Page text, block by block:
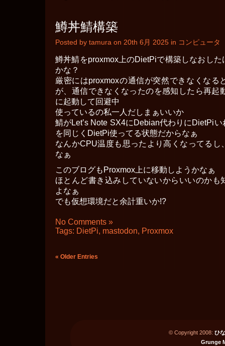
鱒丼鯖構築
Posted by tamura on 20th 6月 2025 in コンピュータ
鱒丼鯖をproxmox上のDietPiで構築しなおし
かな？
厳密にはproxmoxの通信が突然できなくなる
が、通信できなくなったのを感知したら再起
に起動して回避中
使っているの私一人だしまぁいいか
鯖がLet’s Note SX4にDebian代わりにDietPi
を同じくDietPi使ってる状態だからなぁ
なんかCPU温度も思ったより高くなってるし
なぁ
このブログもProxmox上に移動しようかなぁ
ほとんど書き込みしていないからいいのかも
よなぁ
でも仮想環境だと余計重いか!?
No Comments »
Tags: DietPi, mastodon, Proxmox
« Older Entries
© Copyright 2008: ひ
Grunge